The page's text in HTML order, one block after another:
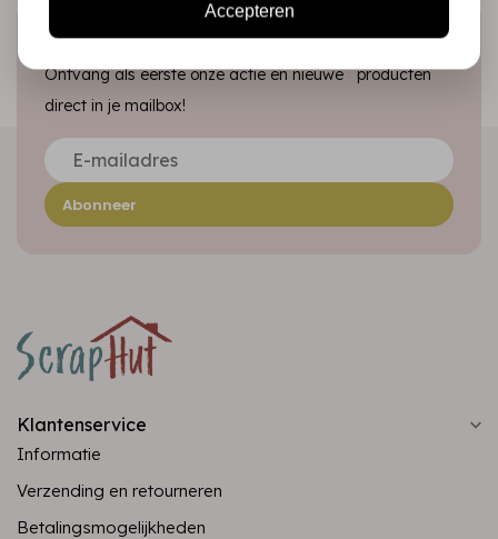
Schrijf je in voor de nieuwsbrief
Ontvang als eerste onze actie en nieuwe producten
direct in je mailbox!
Abonneer
Klantenservice
Informatie
Verzending en retourneren
Betalingsmogelijkheden
Accepteren